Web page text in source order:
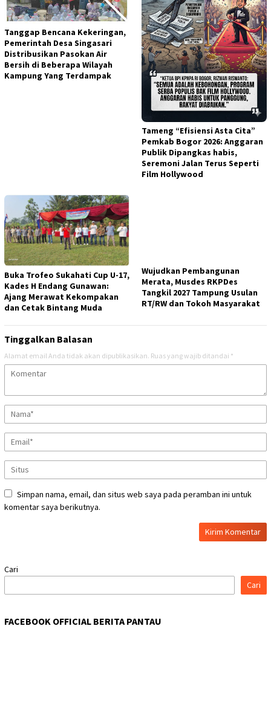
Tanggap Bencana Kekeringan,
Pemerintah Desa Singasari
Distribusikan Pasokan Air
Bersih di Beberapa Wilayah
Kampung Yang Terdampak
Tameng “Efisiensi Asta Cita”
Pemkab Bogor 2026: Anggaran
Publik Dipangkas habis,
Seremoni Jalan Terus Seperti
Film Hollywood
Buka Trofeo Sukahati Cup U-17,
Kades H Endang Gunawan:
Ajang Merawat Kekompakan
dan Cetak Bintang Muda
Wujudkan Pembangunan
Merata, Musdes RKPDes
Tangkil 2027 Tampung Usulan
RT/RW dan Tokoh Masyarakat
Tinggalkan Balasan
Alamat email Anda tidak akan dipublikasikan. Ruas yang wajib ditandai *
Simpan nama, email, dan situs web saya pada peramban ini untuk
komentar saya berikutnya.
Cari
Cari
FACEBOOK OFFICIAL BERITA PANTAU